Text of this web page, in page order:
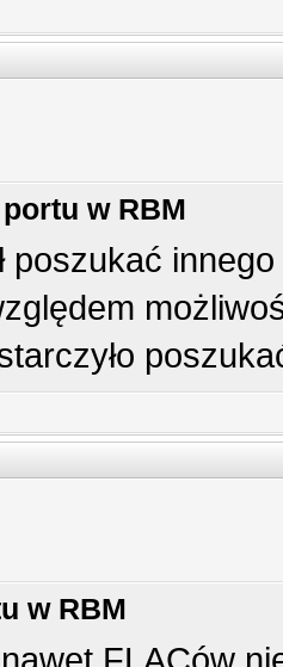
w RBM
poszukać
w RBM